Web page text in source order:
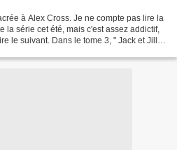
à Alex Cross. Je ne compte pas lire la
la série cet été, mais c'est assez addictif,
le suivant. Dans le tome 3, " Jack et Jill ",